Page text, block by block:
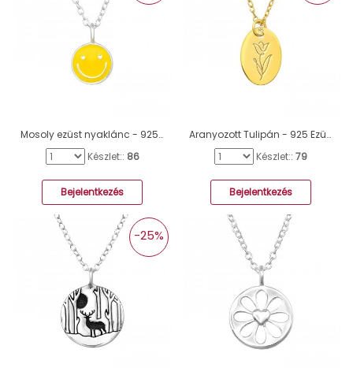
Mosoly ezüst nyaklánc - 925 Ezüst Kő Nélküli Nyakláncok A4S46611
Készlet:: 86
Bejelentkezés
Aranyozott Tulipán - 925 Ezüst Kő Nélküli Nyakláncok A4S40708
Készlet:: 79
Bejelentkezés
-25%